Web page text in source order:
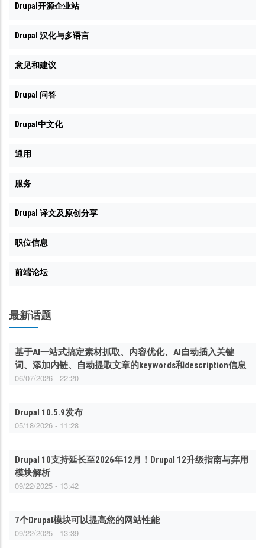
Drupal开源企业站
Drupal 汉化与多语言
意见和建议
Drupal 问答
Drupal中文化
通用
服务
Drupal 译文及原创分享
职位信息
前端论坛
最新话题
基于AI一站式搞定素材抓取、内容优化、AI自动插入关键
词、添加内链、自动提取文章的keywords和description信息
06/07/2026 - 22:20
Drupal 10.5.9发布
05/18/2026 - 11:28
Drupal 10支持延长至2026年12月！Drupal 12升级指南与弃用
模块解析
09/22/2025 - 13:42
7个Drupal模块可以提高您的网站性能
09/22/2025 - 13:39